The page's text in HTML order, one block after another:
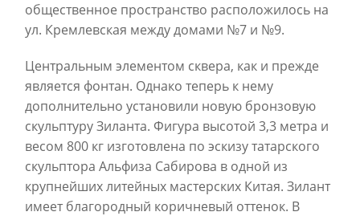
общественное пространство расположилось на
ул. Кремлевская между домами №7 и №9.
Центральным элементом сквера, как и прежде
является фонтан. Однако теперь к нему
дополнительно установили новую бронзовую
скульптуру Зиланта. Фигура высотой 3,3 метра и
весом 800 кг изготовлена по эскизу татарского
скульптора Альфиза Сабирова в одной из
крупнейших литейных мастерских Китая. Зилант
имеет благородный коричневый оттенок. В